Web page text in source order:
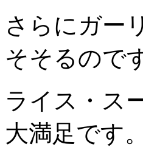
さらにガー
そそるので
ライス・ス
大満足です。